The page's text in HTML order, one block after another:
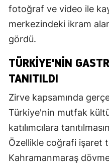
fotoğraf ve video ile
merkezindeki ikram
gördü.
TÜRKIYE'NIN
TANITILDI
Zirve kapsamında
Türkiye'nin mutfak
katılımcılara
Özellikle coğrafi işaret
Kahramanmaraş